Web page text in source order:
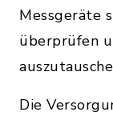
Messgeräte
überprüfen
Die